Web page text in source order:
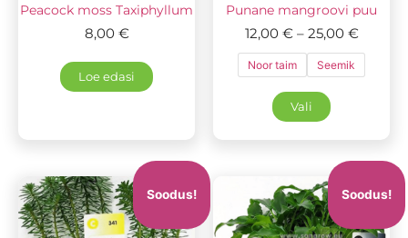
Peacock moss Taxiphyllum
8,00 €
Loe edasi
Punane mangroovi puu
12,00 € – 25,00 €
Noor taim Seemik
Vali
Soodus! Soodus!